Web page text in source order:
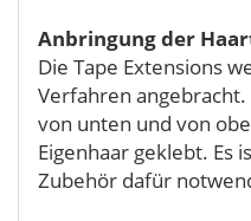
Anbringung der
Die Tape Extensions
Verfahren
von unten und von
Eigenhaar geklebt. Es
Zubehör dafür